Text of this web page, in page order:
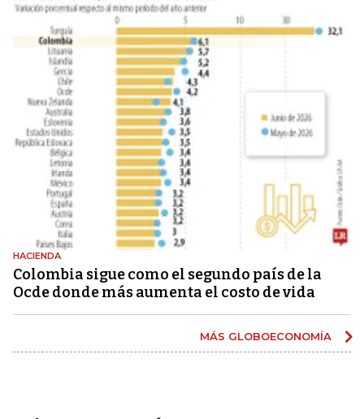
HACIENDA
Colombia sigue como el segundo país de la
Ocde donde más aumenta el costo de vida
MÁS GLOBOECONOMÍA